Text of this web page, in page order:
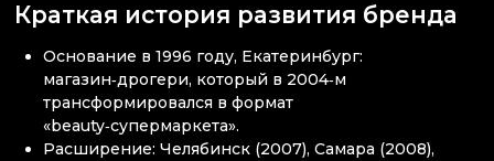
Краткая история развития бренда
Основание в 1996 году, Екатеринбург:
магазин‑дрогери, который в 2004‑м
трансформировался в формат
«beauty‑супермаркета».
Расширение: Челябинск (2007), Самара (2008),